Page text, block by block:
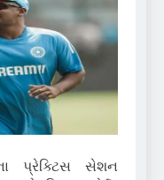
પ્રેક્ટિસ સેશન